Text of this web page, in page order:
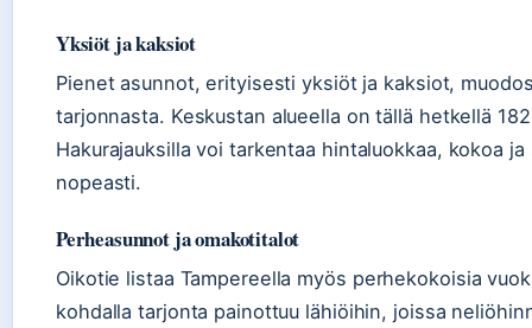
Yksiöt ja kaksiot
Pienet asunnot, erityisesti yksiöt ja kaksiot,
tarjonnasta. Keskustan alueella on tällä hetkellä
Hakurajauksilla voi tarkentaa hintaluokkaa, kokoa
nopeasti.
Perheasunnot ja omakotitalot
Oikotie listaa Tampereella myös perhekokoisia
kohdalla tarjonta painottuu lähiöihin, joissa